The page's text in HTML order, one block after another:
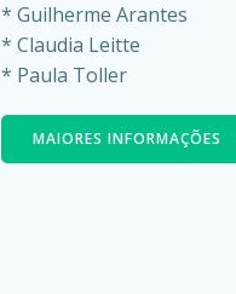
* Guilherme Arantes
* Claudia Leitte
* Paula Toller
MAIORES INFORMAÇÕES